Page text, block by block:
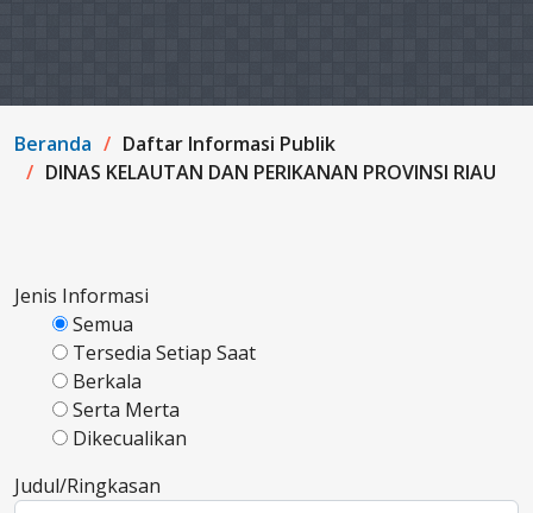
Beranda
Daftar Informasi Publik
DINAS KELAUTAN DAN PERIKANAN PROVINSI RIAU
Jenis Informasi
Semua
Tersedia Setiap Saat
Berkala
Serta Merta
Dikecualikan
Judul/Ringkasan